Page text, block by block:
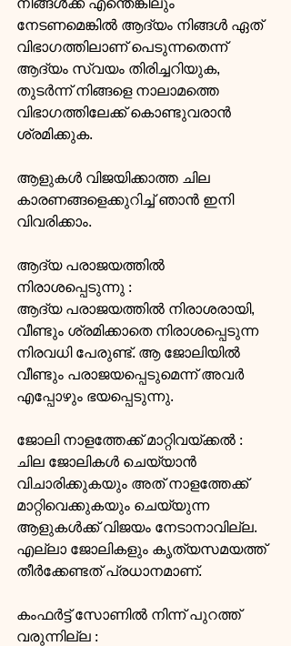
നേടണമെങ്കിൽ ആദ്യം നിങ്ങള്‍ ഏത്
വിഭാഗത്തിലാണ് പെടുന്നതെന്ന്
ആദ്യം സ്വയം തിരിച്ചറിയുക,
തുടര്‍ന്ന് നിങ്ങളെ നാലാമത്തെ
വിഭാഗത്തിലേക്ക് കൊണ്ടുവരാന്‍
ശ്രമിക്കുക.
ആളുകള്‍ വിജയിക്കാത്ത ചില
കാരണങ്ങളെക്കുറിച്ച് ഞാന്‍ ഇനി
വിവരിക്കാം.
ആദ്യ പരാജയത്തില്‍
നിരാശപ്പെടുന്നു :
ആദ്യ പരാജയത്തില്‍ നിരാശരായി,
വീണ്ടും ശ്രമിക്കാതെ നിരാശപ്പെടുന്ന
നിരവധി പേരുണ്ട്. ആ ജോലിയില്‍
വീണ്ടും പരാജയപ്പെടുമെന്ന് അവര്‍
എപ്പോഴും ഭയപ്പെടുന്നു.
ജോലി നാളത്തേക്ക് മാറ്റിവയ്ക്കല്‍ :
ചില ജോലികള്‍ ചെയ്യാന്‍
വിചാരിക്കുകയും അത് നാളത്തേക്ക്
മാറ്റിവെക്കുകയും ചെയ്യുന്ന
ആളുകള്‍ക്ക് വിജയം നേടാനാവില്ല.
എല്ലാ ജോലികളും കൃത്യസമയത്ത്
തീര്‍ക്കേണ്ടത് പ്രധാനമാണ്.
കംഫര്‍ട്ട് സോണില്‍ നിന്ന് പുറത്ത്
വരുന്നില്ല :